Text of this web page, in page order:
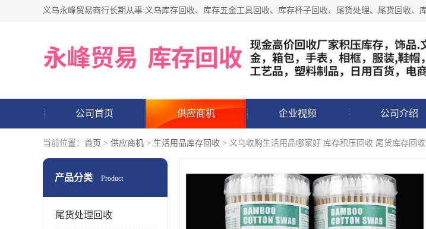
公司首页 供应商机 企业视频 公司介绍
当前位置： 首页 > 供应商机 > 生活用品库存回收 > 义乌收购生活用品哪家好 库存积压回收 尾货库存回收
产品分类 Product
尾货处理回收